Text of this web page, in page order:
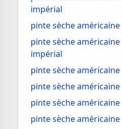
impérial
pinte sèche
pinte sèche
impérial
pinte sèche
pinte sèche
pinte sèche
pinte sèche